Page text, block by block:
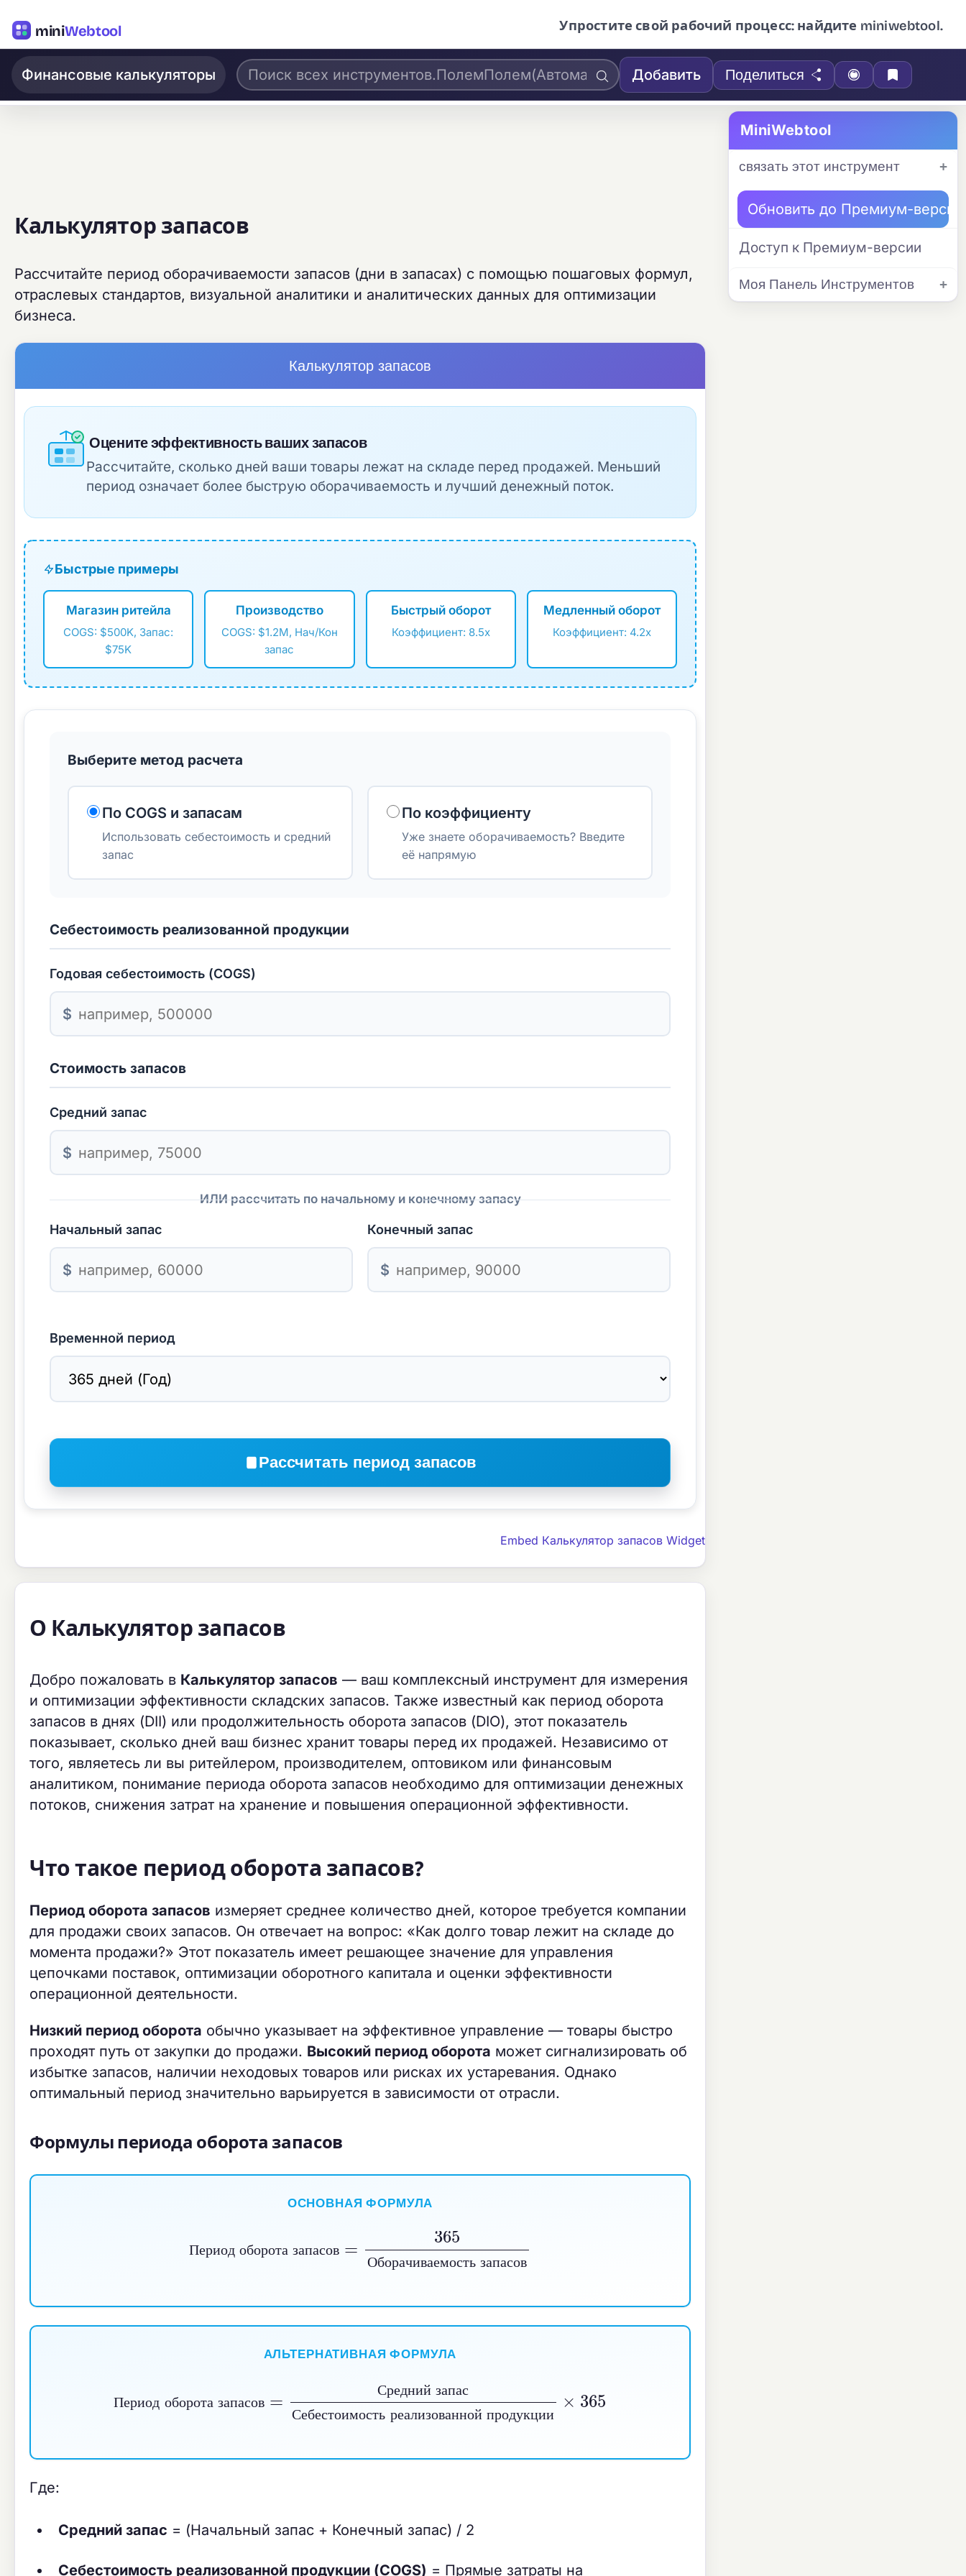
miniWebtool Упростите свой рабочий процесс: найдите miniwebtool.
Финансовые калькуляторы Добавить Поделиться
Калькулятор запасов
Рассчитайте период оборачиваемости запасов (дни в запасах) с помощью пошаговых формул,
отраслевых стандартов, визуальной аналитики и аналитических данных для оптимизации
бизнеса.
Калькулятор запасов
Оцените эффективность ваших запасов
Рассчитайте, сколько дней ваши товары лежат на складе перед продажей. Меньший
период означает более быструю оборачиваемость и лучший денежный поток.
Быстрые примеры
Магазин ритейла
COGS: $500K, Запас:
$75K
Производство
COGS: $1.2M, Нач/Кон
запас
Быстрый оборот
Коэффициент: 8.5x
Медленный оборот
Коэффициент: 4.2x
Выберите метод расчета
По COGS и запасам
Использовать себестоимость и средний
запас
По коэффициенту
Уже знаете оборачиваемость? Введите
её напрямую
Себестоимость реализованной продукции
Годовая себестоимость (COGS)
$
Стоимость запасов
Средний запас
$
ИЛИ рассчитать по начальному и конечному запасу
Начальный запас
$
Конечный запас
$
Временной период
Рассчитать период запасов
Embed Калькулятор запасов Widget
О Калькулятор запасов
Добро пожаловать в Калькулятор запасов — ваш комплексный инструмент для измерения
и оптимизации эффективности складских запасов. Также известный как период оборота
запасов в днях (DII) или продолжительность оборота запасов (DIO), этот показатель
показывает, сколько дней ваш бизнес хранит товары перед их продажей. Независимо от
того, являетесь ли вы ритейлером, производителем, оптовиком или финансовым
аналитиком, понимание периода оборота запасов необходимо для оптимизации денежных
потоков, снижения затрат на хранение и повышения операционной эффективности.
Что такое период оборота запасов?
Период оборота запасов измеряет среднее количество дней, которое требуется компании
для продажи своих запасов. Он отвечает на вопрос: «Как долго товар лежит на складе до
момента продажи?» Этот показатель имеет решающее значение для управления
цепочками поставок, оптимизации оборотного капитала и оценки эффективности
операционной деятельности.
Низкий период оборота обычно указывает на эффективное управление — товары быстро
проходят путь от закупки до продажи. Высокий период оборота может сигнализировать об
избытке запасов, наличии неходовых товаров или рисках их устаревания. Однако
оптимальный период значительно варьируется в зависимости от отрасли.
Формулы периода оборота запасов
ОСНОВНАЯ ФОРМУЛА
Пе р ио д о б о р о та запа с ов
О б о ра чива ем о с ть запа с ов
Оборачиваемость запасов
АЛЬТЕРНАТИВНАЯ ФОРМУЛА
П е ри од о б о р о т а з апас о в
Ср е дний запа с
С е б е с т оим о с ть р е ализ о ванно й пр о ду кции
Средний запас
Себестоимость реализованной продукции
Где:
Средний запас = (Начальный запас + Конечный запас) / 2
Себестоимость реализованной продукции (COGS) = Прямые затраты на
MiniWebtool
связать этот инструмент
Обновить до Премиум-версии
Доступ к Премиум-версии
Моя Панель Инструментов